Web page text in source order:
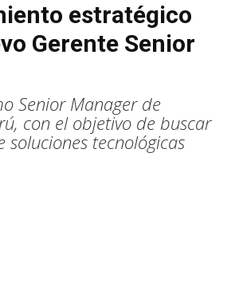
estratégico
Gerente Senior
Senior Manager de
con el objetivo de buscar
tecnológicas